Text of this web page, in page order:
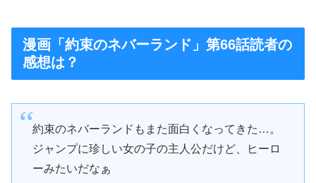
漫画「約束のネバーランド」第66話読者の
感想は？
約束のネバーランドもまた面白くなってきた…。
ジャンプに珍しい女の子の主人公だけど、ヒーロ
ーみたいだなぁ